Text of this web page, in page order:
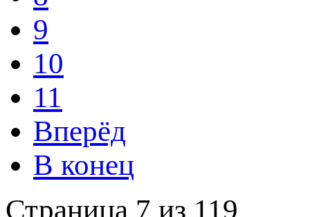
9
10
11
Вперёд
В конец
Страница 7 из 119